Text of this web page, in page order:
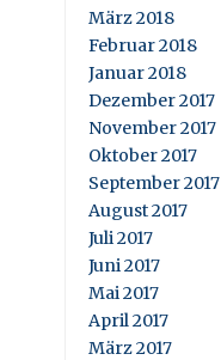
März 2018
Februar 2018
Januar 2018
Dezember 2017
November 2017
Oktober 2017
September 2017
August 2017
Juli 2017
Juni 2017
Mai 2017
April 2017
März 2017